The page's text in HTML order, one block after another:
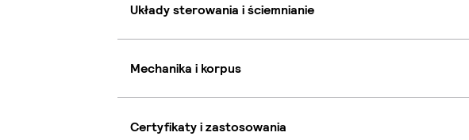
Układy sterowania i ściemnianie
Mechanika i korpus
Certyfikaty i zastosowania